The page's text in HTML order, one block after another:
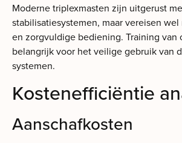
Moderne triplexmasten zijn uitgerust
stabilisatiesystemen, maar vereisen
en zorgvuldige bediening. Training van
belangrijk voor het veilige gebruik van
systemen.
Kostenefficiëntie
Aanschafkosten